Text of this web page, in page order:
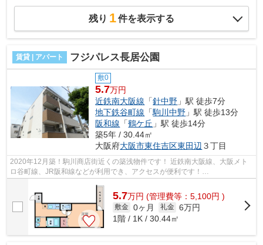
残り 1件を表示する
賃貸 | アパート フジパレス長居公園
敷0
5.7万円
近鉄南大阪線 「針中野 」駅 徒歩7分
地下鉄谷町線 「駒川中野 」駅 徒歩13分
阪和線 「鶴ケ丘 」駅 徒歩14分
築5年 / 30.44㎡
大阪府大阪市東住吉区東田辺 ３丁目
2020年12月築！駒川商店街近くの築浅物件です！ 近鉄南大阪線、大阪メト
ロ谷町線、JR阪和線などが利用でき、アクセスが便利です！
5.7万円 (管理費等：5,100円 )
敷金 0ヶ月 礼金 6万円
1階 / 1K / 30.44㎡